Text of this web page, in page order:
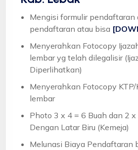
Mengisi formulir pendaftaran
pendaftaran atau bisa
Menyerahkan Fotocopy
lembar yg telah dilegalisir
Diperlihatkan)
Menyerahkan Fotocopy KTP/
lembar
Photo 3 x 4 = 6 Buah dan 2
Dengan Latar Biru (Kemeja)
Melunasi Biaya Pendaftaran